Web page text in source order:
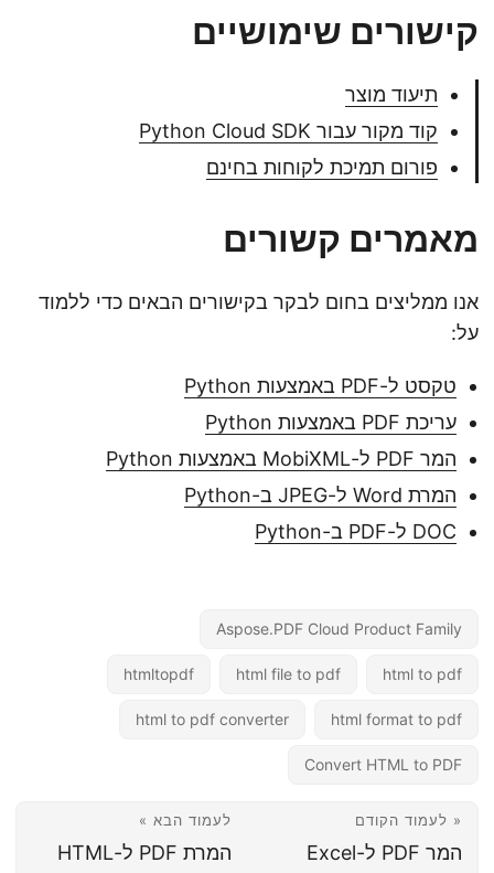
קישורים שימושיים
תיעוד מוצר
קוד מקור עבור Python Cloud SDK
פורום תמיכת לקוחות בחינם
מאמרים קשורים
אנו ממליצים בחום לבקר בקישורים הבאים כדי ללמוד
על:
טקסט ל-PDF באמצעות Python
עריכת PDF באמצעות Python
המר PDF ל-MobiXML באמצעות Python
המרת Word ל-JPEG ב-Python
DOC ל-PDF ב-Python
Aspose.PDF Cloud Product Family
html to pdf
html file to pdf
htmltopdf
html format to pdf
html to pdf converter
Convert HTML to PDF
« לעמוד הקודם
המר PDF ל-Excel
לעמוד הבא »
המרת PDF ל-HTML